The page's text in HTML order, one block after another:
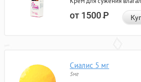
от 1500Р
Сиалис 5 мг
5мг